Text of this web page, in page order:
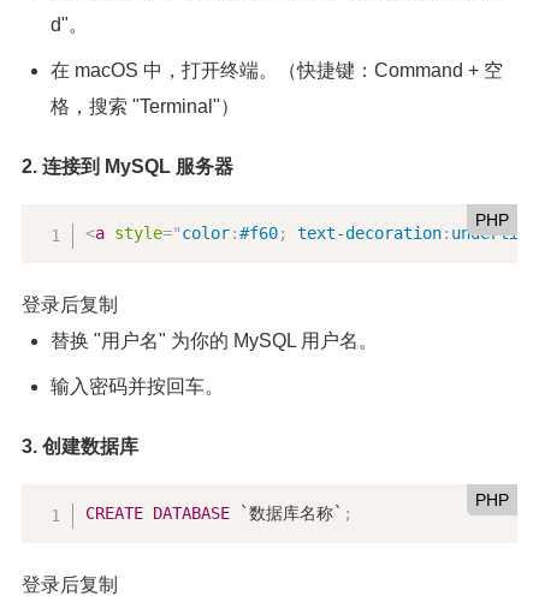
d"。
在 macOS 中，打开终端。（快捷键：Command + 空
格，搜索 "Terminal"）
2. 连接到 MySQL 服务器
PHP
<a style="color:#f60; text-decoration: underline
登录后复制
替换 "用户名" 为你的 MySQL 用户名。
输入密码并按回车。
3. 创建数据库
PHP
CREATE DATABASE `数据库名称` ;
登录后复制